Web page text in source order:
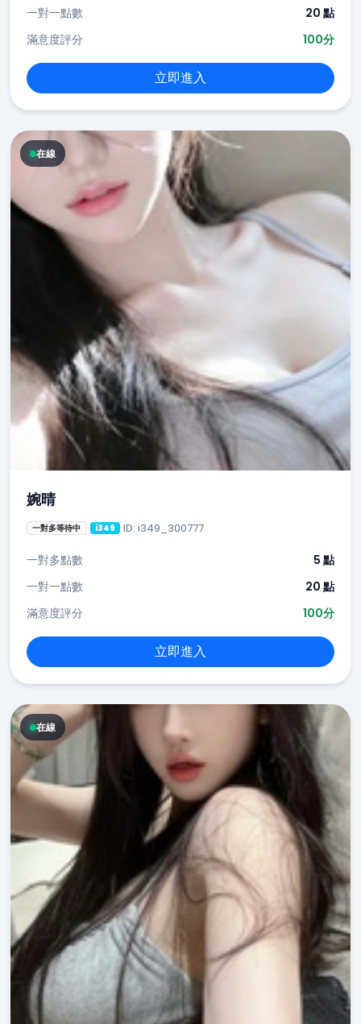
一對一點數
20 點
滿意度評分
100分
立即進入
在線
婉晴
一對多等待中 i349 ID: i349_300777
一對多點數
5 點
一對一點數
20 點
滿意度評分
100分
立即進入
在線